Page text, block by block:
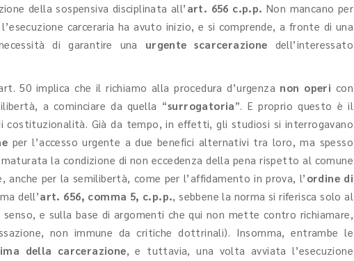
della sospensiva disciplinata all’ art. 656 c.p.p. Non mancano per
carceraria ha avuto inizio, e si comprende, a fronte di una
di garantire una urgente scarcerazione dell’interessato
50 implica che il richiamo alla procedura d’urgenza non operi con
a cominciare da quella “surrogatoria”. E proprio questo è il
costituzionalità. Già da tempo, in effetti, gli studiosi si interrogavano
per l’accesso urgente a due benefici alternativi tra loro, ma spesso
la condizione di non eccedenza della pena rispetto al comune
per la semilibertà, come per l’affidamento in prova, l’ ordine di
dell’art. 656, comma 5, c.p.p., sebbene la norma si riferisca solo al
e sulla base di argomenti che qui non mette contro richiamare,
non immune da critiche dottrinali). Insomma, entrambe le
della carcerazione, e tuttavia, una volta avviata l’esecuzione